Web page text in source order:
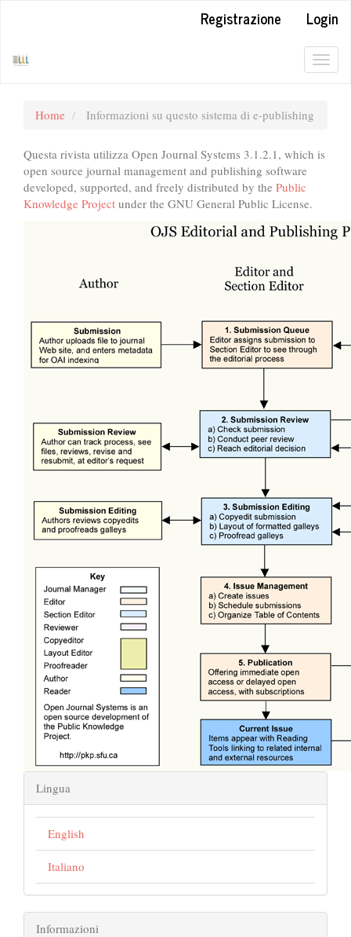
Registrazione
Login
Home Informazioni su questo sistema di e-publishing
Questa rivista utilizza Open Journal Systems 3.1.2.1, which is
open source journal management and publishing software
developed, supported, and freely distributed by the Public
Knowledge Project under the GNU General Public License.
Lingua
English
Italiano
Informazioni